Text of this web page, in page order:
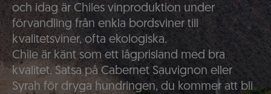
och idag är Chiles vinproduktion under
förvandling från enkla bordsviner till
kvalitetsviner, ofta ekologiska.
Chile är känt som ett lågprisland med bra
kvalitet. Satsa på Cabernet Sauvignon eller
Syrah för dryga hundringen, du kommer att bli